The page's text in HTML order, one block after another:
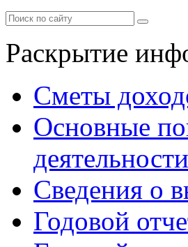
Раскрытие
Сметы
Основные
деятельности
Сведения о
Годовой